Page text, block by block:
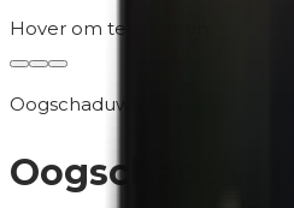
Hover om te zoomen
Oogschaduws
Oogschaduw